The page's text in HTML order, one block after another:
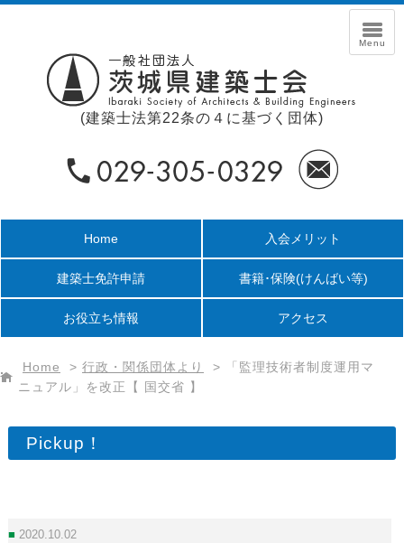
(建築士法第22条の４に基づく団体)
Home 入会メリット
建築士免許申請 書籍･保険(けんばい等)
お役立ち情報 アクセス
Home > 行政・関係団体より >
「監理技術者制度運用マ
ニュアル」を改正【 国交省 】
Pickup！
2020.10.02